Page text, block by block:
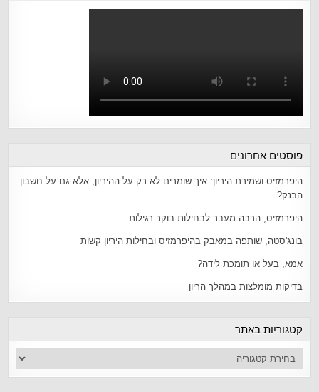
פוסטים אחרונים
היפרמזיס ושמירת היריון: איך שומרים לא רק על ההיריון, אלא גם על חשבון
הבנק?
היפרמזיס, הרבה מעבר לבחילות בוקר רגילות
בונג'סטה, שותפה במאבק בהיפרמזיס ובחילות היריון קשות
אמא, בעל או תומכת לידה?
בדיקות מומלצות במהלך הריון
קטגוריות באתר